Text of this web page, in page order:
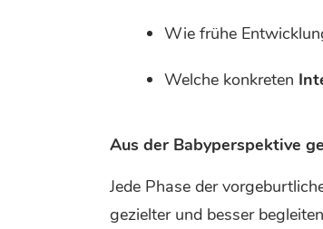
Wie frühe
Welche konkreten I
Aus der Babyperspektive
Jede Phase der
gezielter und besser